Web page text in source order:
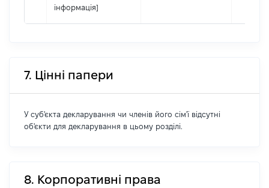
інформація]
7. Цінні папери
У суб'єкта декларування чи членів його сім'ї відсутні
об'єкти для декларування в цьому розділі.
8. Корпоративні права